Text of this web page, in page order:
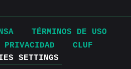
TÉRMINOS DE USO
CLUF
SETTINGS